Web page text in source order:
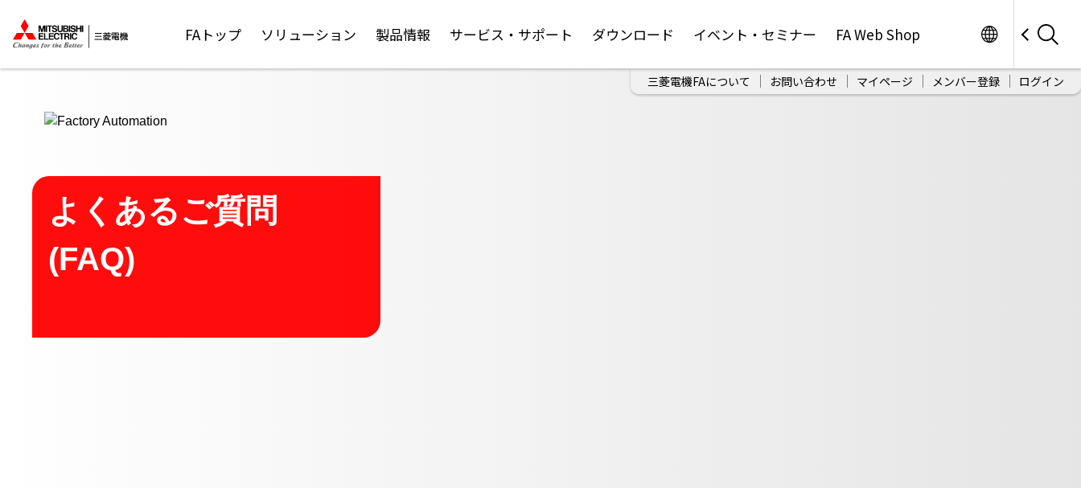
FAトップ ソリューション 製品情報 サービス・サポート ダウンロード イベント・セミナー FA Web Shop
三菱電機FAについて お問い合わせ マイページ メンバー登録 ログイン
よくあるご質問
(FAQ)